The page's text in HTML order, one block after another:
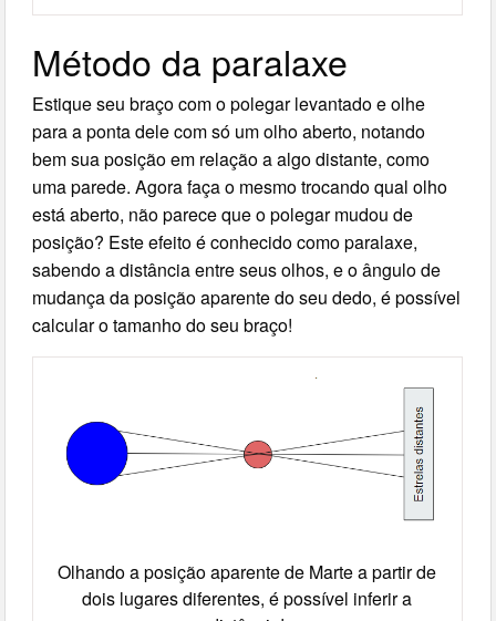
Método da paralaxe
Estique seu braço com o polegar levantado e olhe
para a ponta dele com só um olho aberto, notando
bem sua posição em relação a algo distante, como
uma parede. Agora faça o mesmo trocando qual olho
está aberto, não parece que o polegar mudou de
posição? Este efeito é conhecido como paralaxe,
sabendo a distância entre seus olhos, e o ângulo de
mudança da posição aparente do seu dedo, é possível
calcular o tamanho do seu braço!
Olhando a posição aparente de Marte a partir de
dois lugares diferentes, é possível inferir a